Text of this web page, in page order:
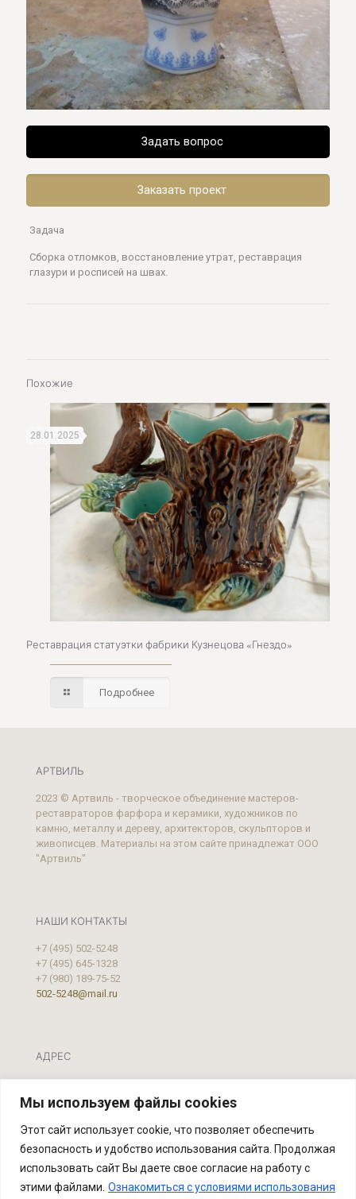
Мы используем файлы cookies
Этот сайт использует cookie, что позволяет обеспечить
безопасность и удобство использования сайта. Продолжая
использовать сайт Вы даете свое согласие на работу с
этими файлами. Ознакомиться с условиями использования
Задать вопрос
Заказать проект
Задача
Сборка отломков, восстановление утрат, реставрация
глазури и росписей на швах.
Похожие
28.01.2025
Реставрация статуэтки фабрики Кузнецова «Гнездо»
Подробнее
АРТВИЛЬ
2023 © Артвиль - творческое объединение мастеров-
реставраторов фарфора и керамики, художников по
камню, металлу и дереву, архитекторов, скульпторов и
живописцев. Материалы на этом сайте принадлежат ООО
"Артвиль"
НАШИ КОНТАКТЫ
+7 (495) 502-5248
+7 (495) 645-1328
+7 (980) 189-75-52
502-5248@mail.ru
АДРЕС
Реставрационная мастерская "Артвиль" Официальный